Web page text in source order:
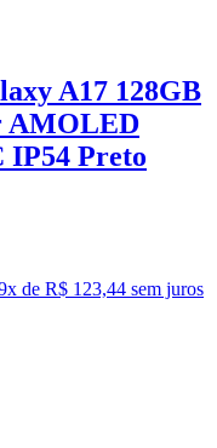
A17 128GB
AMOLED
IP54 Preto
x de R$ 123,44 sem juros